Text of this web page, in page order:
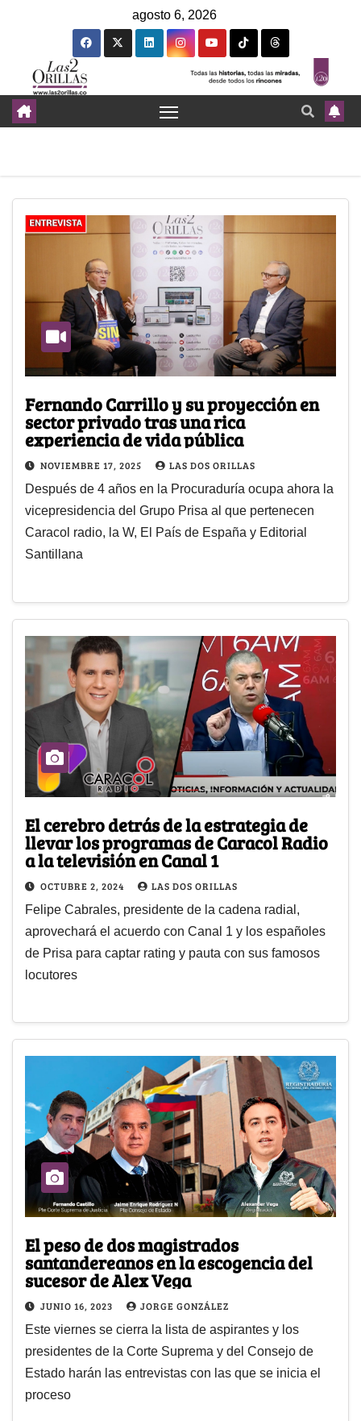
agosto 6, 2026
Fernando Carrillo y su proyección en
sector privado tras una rica
experiencia de vida pública
NOVIEMBRE 17, 2025 LAS DOS ORILLAS
Después de 4 años en la Procuraduría ocupa ahora la
vicepresidencia del Grupo Prisa al que pertenecen
Caracol radio, la W, El País de España y Editorial
Santillana
El cerebro detrás de la estrategia de
llevar los programas de Caracol Radio
a la televisión en Canal 1
OCTUBRE 2, 2024 LAS DOS ORILLAS
Felipe Cabrales, presidente de la cadena radial,
aprovechará el acuerdo con Canal 1 y los españoles
de Prisa para captar rating y pauta con sus famosos
locutores
El peso de dos magistrados
santandereanos en la escogencia del
sucesor de Alex Vega
JUNIO 16, 2023 JORGE GONZÁLEZ
Este viernes se cierra la lista de aspirantes y los
presidentes de la Corte Suprema y del Consejo de
Estado harán las entrevistas con las que se inicia el
proceso